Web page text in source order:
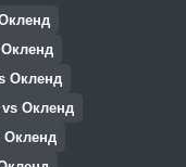
Окленд
Окленд
vs Окленд
Окленд